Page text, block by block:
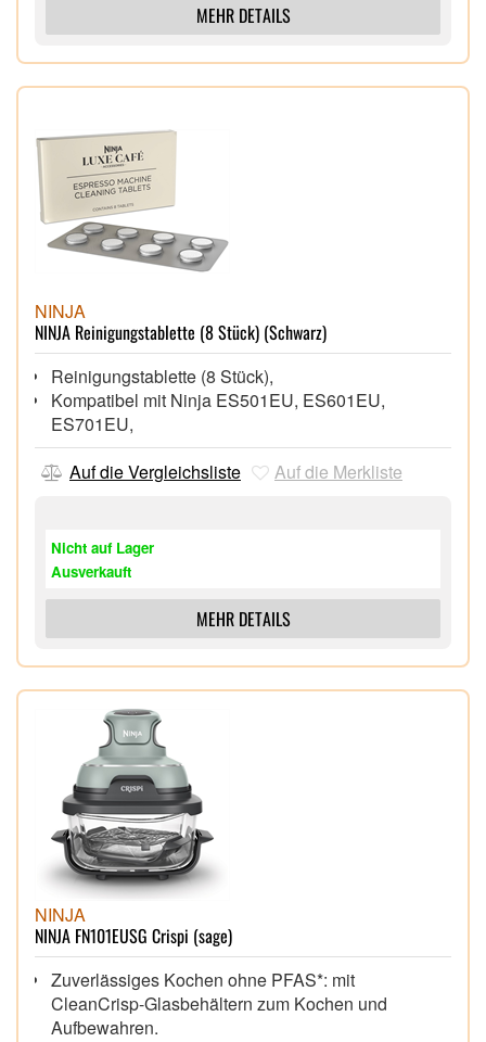
MEHR DETAILS
NINJA
NINJA Reinigungstablette (8 Stück) (Schwarz)
Reinigungstablette (8 Stück),
Kompatibel mit Ninja ES501EU, ES601EU,
ES701EU,
Auf die Vergleichsliste
Auf die Merkliste
Nicht auf Lager
Ausverkauft
MEHR DETAILS
NINJA
NINJA FN101EUSG Crispi (sage)
Zuverlässiges Kochen ohne PFAS*: mit
CleanCrisp-Glasbehältern zum Kochen und
Aufbewahren.